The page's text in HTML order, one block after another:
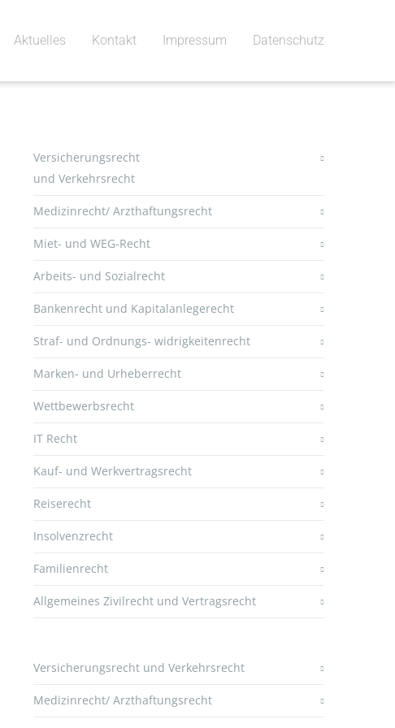
Aktuelles Kontakt Impressum Datenschutz
Versicherungsrecht
und Verkehrsrecht
Medizinrecht/ Arzthaftungsrecht
Miet- und WEG-Recht
Arbeits- und Sozialrecht
Bankenrecht und Kapitalanlegerecht
Straf- und Ordnungs- widrigkeitenrecht
Marken- und Urheberrecht
Wettbewerbsrecht
IT Recht
Kauf- und Werkvertragsrecht
Reiserecht
Insolvenzrecht
Familienrecht
Allgemeines Zivilrecht und Vertragsrecht
Versicherungsrecht und Verkehrsrecht
Medizinrecht/ Arzthaftungsrecht